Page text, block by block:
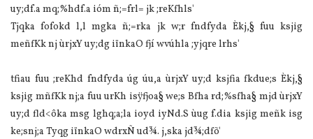
uy;df.a mq;‍%hdf.a ióm ñ;=frl= jk ;reKfhls'
Tjqka fofokd l,l mgka ñ;=rka jk w;r fndfyda Èkj,§ fuu ksjig
meñfKk nj ùrjxY uy;dg iïnkaO fjí wvúhla ;yjqre lrhs'
tfiau fuu ;reKhd fndfyda úg úu,a ùrjxY uy;d ksjfia fkdue;s Èkj,§
ksjig mñfKk nj;a fuu urKh isÿfjoa§ we;s Bfha rd;%sfha§ mjd ùrjxY
uy;d fld<ôka msg lghq;a;la ioyd iyNd.S ùug f.dia ksjig meñk isg
ke;snj;a Tyqg iïnkaO wdrxÑ ud¾. j,ska jd¾;dfõ'